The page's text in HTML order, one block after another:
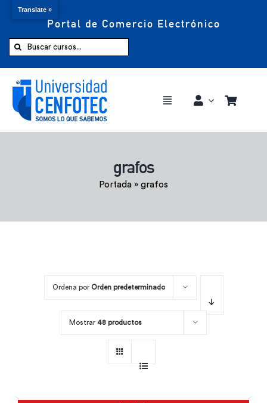
Portal de Comercio Electrónico
Buscar:
Toggle
Comprar ahora
grafos
Portada » grafos
Ordena por Orden predeterminado
Mostrar 48 productos
Translate »